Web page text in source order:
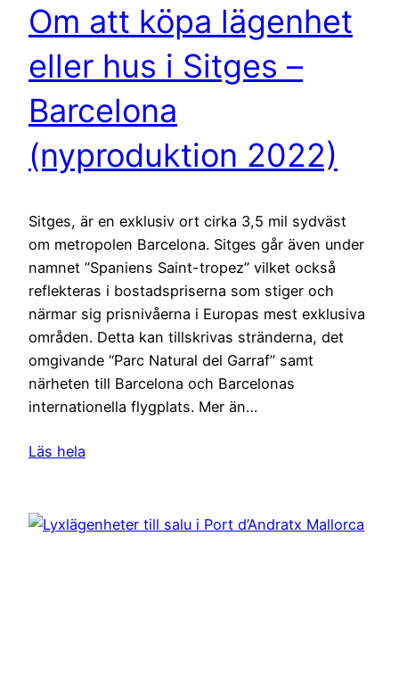
Om att köpa lägenhet
eller hus i Sitges –
Barcelona
(nyproduktion 2022)
Sitges, är en exklusiv ort cirka 3,5 mil sydväst
om metropolen Barcelona. Sitges går även under
namnet ”Spaniens Saint-tropez” vilket också
reflekteras i bostadspriserna som stiger och
närmar sig prisnivåerna i Europas mest exklusiva
områden. Detta kan tillskrivas stränderna, det
omgivande “Parc Natural del Garraf” samt
närheten till Barcelona och Barcelonas
internationella flygplats. Mer än…
Läs hela